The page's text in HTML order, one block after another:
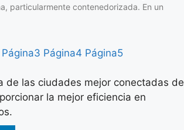
particularmente contenedorizada. En un
Página3 Página4 Página5
de las ciudades mejor conectadas de
la mejor eficiencia en